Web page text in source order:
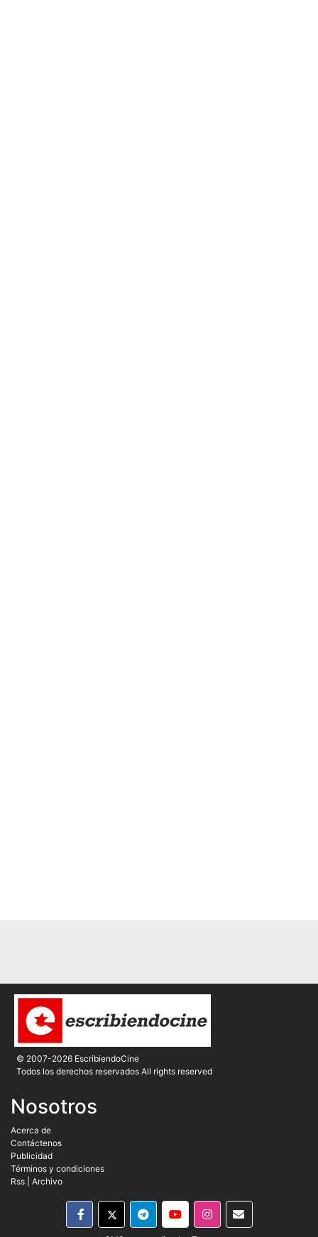
© 2007-2026 EscribiendoCine
Todos los derechos reservados All rights reserved
Nosotros
Acerca de
Contáctenos
Publicidad
Términos y condiciones
Rss
Archivo